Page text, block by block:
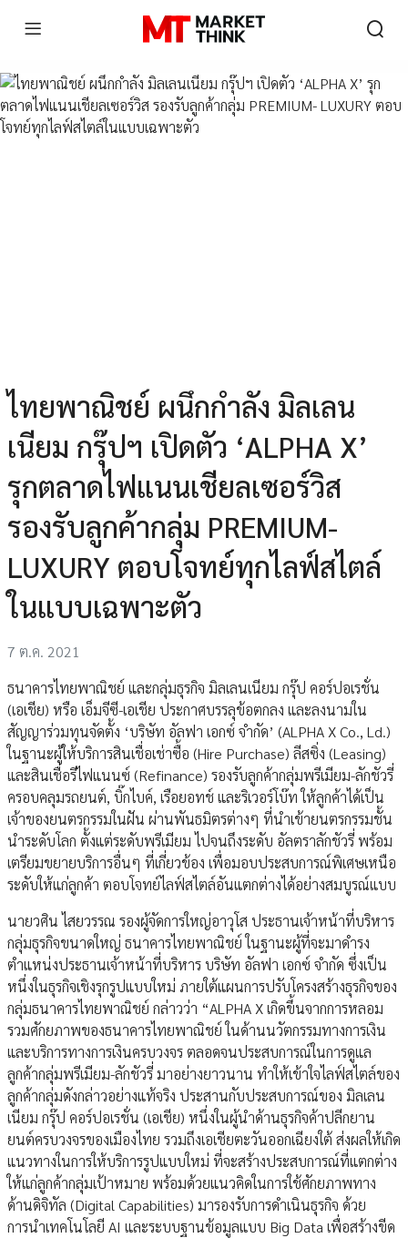
ไทยพาณิชย์ ผนึกกำลัง มิลเลน
เนียม กรุ๊ปฯ เปิดตัว ‘ALPHA X’
รุกตลาดไฟแนนเชียลเซอร์วิส
รองรับลูกค้ากลุ่ม PREMIUM-
LUXURY ตอบโจทย์ทุกไลฟ์สไตล์
ในแบบเฉพาะตัว
7 ต.ค. 2021
ธนาคารไทยพาณิชย์ และกลุ่มธุรกิจ มิลเลนเนียม กรุ๊ป คอร์ปอเรชั่น
(เอเชีย) หรือ เอ็มจีซี-เอเชีย ประกาศบรรลุข้อตกลง และลงนามใน
สัญญาร่วมทุนจัดตั้ง ‘บริษัท อัลฟา เอกซ์ จำกัด’ (ALPHA X Co., Ld.)
ในฐานะผู้ให้บริการสินเชื่อเช่าซื้อ (Hire Purchase) ลีสซิ่ง (Leasing)
และสินเชื่อรีไฟแนนซ์ (Refinance) รองรับลูกค้ากลุ่มพรีเมียม-ลักชัวรี่
ครอบคลุมรถยนต์, บิ๊กไบค์, เรือยอทช์ และริเวอร์โบ๊ท ให้ลูกค้าได้เป็น
เจ้าของยนตรกรรมในฝัน ผ่านพันธมิตรต่างๆ ที่นำเข้ายนตรกรรมชั้น
นำระดับโลก ตั้งแต่ระดับพรีเมียม ไปจนถึงระดับ อัลตราลักชัวรี่ พร้อม
เตรียมขยายบริการอื่นๆ ที่เกี่ยวข้อง เพื่อมอบประสบการณ์พิเศษเหนือ
ระดับให้แก่ลูกค้า ตอบโจทย์ไลฟ์สไตล์อันแตกต่างได้อย่างสมบูรณ์แบบ
นายวศิน ไสยวรรณ รองผู้จัดการใหญ่อาวุโส ประธานเจ้าหน้าที่บริหาร
กลุ่มธุรกิจขนาดใหญ่ ธนาคารไทยพาณิชย์ ในฐานะผู้ที่จะมาดำรง
ตำแหน่งประธานเจ้าหน้าที่บริหาร บริษัท อัลฟา เอกซ์ จำกัด ซึ่งเป็น
หนึ่งในธุรกิจเชิงรุกรูปแบบใหม่ ภายใต้แผนการปรับโครงสร้างธุรกิจของ
กลุ่มธนาคารไทยพาณิชย์ กล่าวว่า “ALPHA X เกิดขึ้นจากการหลอม
รวมศักยภาพของธนาคารไทยพาณิชย์ ในด้านนวัตกรรมทางการเงิน
และบริการทางการเงินครบวงจร ตลอดจนประสบการณ์ในการดูแล
ลูกค้ากลุ่มพรีเมียม-ลักชัวรี่ มาอย่างยาวนาน ทำให้เข้าใจไลฟ์สไตล์ของ
ลูกค้ากลุ่มดังกล่าวอย่างแท้จริง ประสานกับประสบการณ์ของ มิลเลน
เนียม กรุ๊ป คอร์ปอเรชั่น (เอเชีย) หนึ่งในผู้นำด้านธุรกิจค้าปลีกยาน
ยนต์ครบวงจรของเมืองไทย รวมถึงเอเชียตะวันออกเฉียงใต้ ส่งผลให้เกิด
แนวทางในการให้บริการรูปแบบใหม่ ที่จะสร้างประสบการณ์ที่แตกต่าง
ให้แก่ลูกค้ากลุ่มเป้าหมาย พร้อมด้วยแนวคิดในการใช้ศักยภาพทาง
ด้านดิจิทัล (Digital Capabilities) มารองรับการดำเนินธุรกิจ ด้วย
การนำเทคโนโลยี AI และระบบฐานข้อมูลแบบ Big Data เพื่อสร้างขีด